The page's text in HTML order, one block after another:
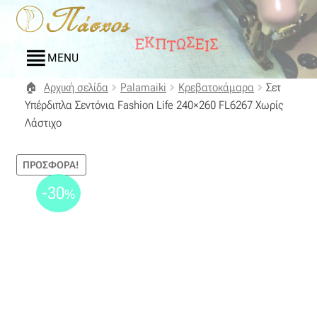
Απευθείας
μετάβαση
στην
πλοήγηση
Μετάβαση
σε
περιεχόμενο
MENU
Αρχική
Blog
Compare
Αγαπημένα
Αρχική σελίδα Palamaiki Κρεβατοκάμαρα
Σετ
Υπέρδιπλα Σεντόνια Fashion Life 240×260 FL6267 Χωρίς
Λάστιχο
ΠΡΟΣΦΟΡΆ!
-30%